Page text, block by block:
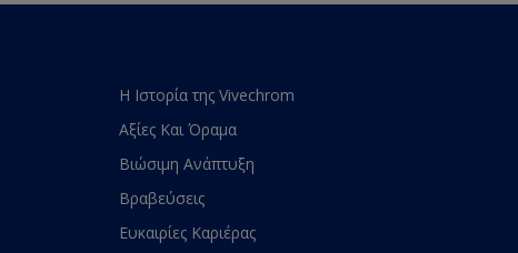
Η Ιστορία της Vivechrom
Αξίες Και Όραμα
Βιώσιμη Ανάπτυξη
Βραβεύσεις
Ευκαιρίες Καριέρας